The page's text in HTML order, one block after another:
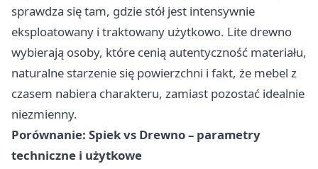
sprawdza się tam, gdzie stół jest intensywnie
eksploatowany i traktowany użytkowo. Lite drewno
wybierają osoby, które cenią autentyczność materiału,
naturalne starzenie się powierzchni i fakt, że mebel z
czasem nabiera charakteru, zamiast pozostać idealnie
niezmienny.
Porównanie: Spiek vs Drewno – parametry
techniczne i użytkowe